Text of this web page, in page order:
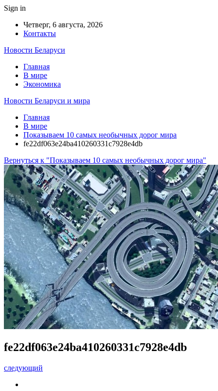
Sign in
Четверг, 6 августа, 2026
Контакты
Новости Беларуси
Главная
В мире
Экономика
Новости Беларуси и мира
Главная
В мире
Показываем 10 самых необычных дорог мира
fe22df063e24ba410260331c7928e4db
Вернуться к "Показываем 10 самых необычных дорог мира"
fe22df063e24ba410260331c7928e4db
следующий